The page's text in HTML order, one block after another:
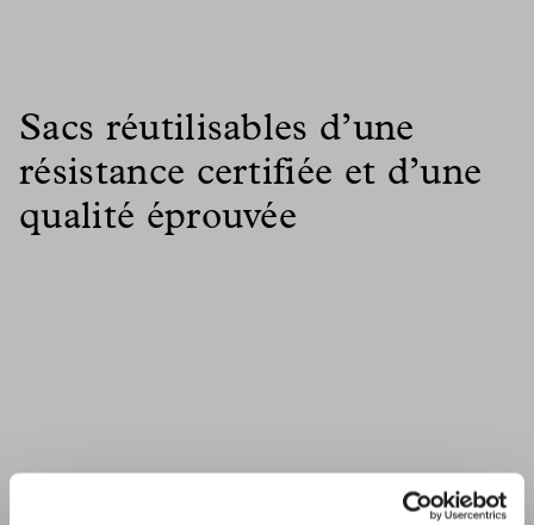
Sacs réutilisables d’une
résistance certifiée et d’une
qualité éprouvée